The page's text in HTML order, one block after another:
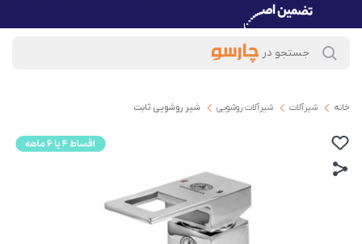
خانه شیرآلات شیرآلات روشویی شیر روشویی ثابت